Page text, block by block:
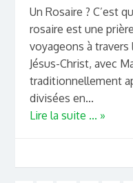
Un Rosaire ? C’est
rosaire est une
voyageons à
Jésus-Christ, avec
traditionnellement
divisées en...
Lire la suite ... »